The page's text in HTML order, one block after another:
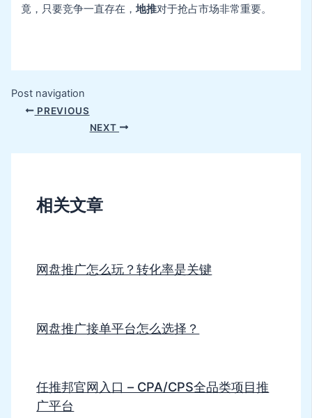
竟，只要竞争一直存在，地推对于抢占市场非常重要。
Post navigation
PREVIOUS
NEXT
相关文章
网盘推广怎么玩？转化率是关键
网盘推广接单平台怎么选择？
任推邦官网入口 – CPA/CPS全品类项目推
广平台